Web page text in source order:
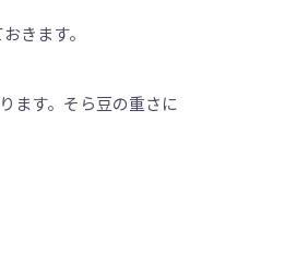
きます。
ます。そら豆の重さに